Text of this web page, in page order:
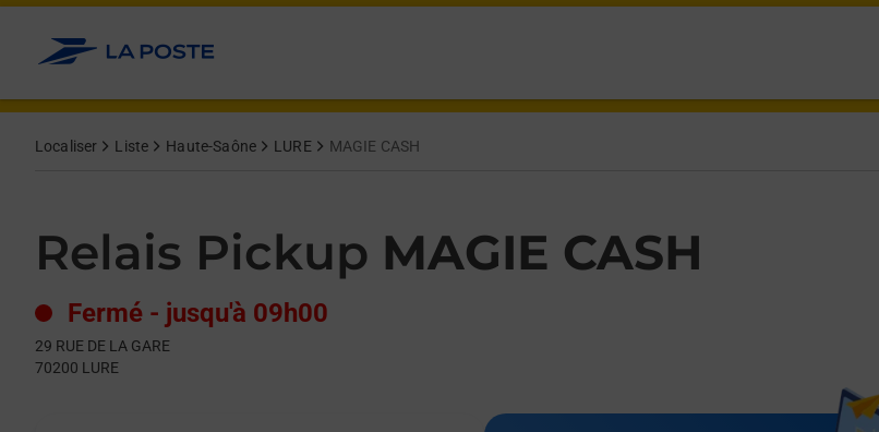
Allez au contenu
Localiser Liste Haute-Saône LURE MAGIE CASH
Relais Pickup MAGIE CASH
Fermé - jusqu'à 09h00
29 RUE DE LA GARE
70200 LURE
Day of the WeekHours
Get directions to Relais Pickup at 29 RUE DE LA GARE LURE,
lien s'ouvre dans un nouvel onglet